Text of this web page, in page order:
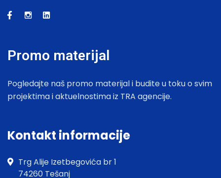
Promo materijal
Pogledajte naš promo materijal i budite u toku o svim
projektima i aktuelnostima iz TRA agencije.
Kontakt informacije
Trg Alije Izetbegovića br 1
74260 Tešanj